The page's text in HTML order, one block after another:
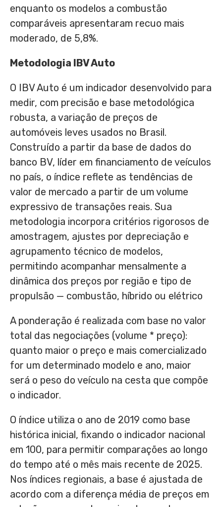
enquanto os modelos a combustão
comparáveis apresentaram recuo mais
moderado, de 5,8%.
Metodologia IBV Auto
O IBV Auto é um indicador desenvolvido para
medir, com precisão e base metodológica
robusta, a variação de preços de
automóveis leves usados no Brasil.
Construído a partir da base de dados do
banco BV, líder em financiamento de veículos
no país, o índice reflete as tendências de
valor de mercado a partir de um volume
expressivo de transações reais. Sua
metodologia incorpora critérios rigorosos de
amostragem, ajustes por depreciação e
agrupamento técnico de modelos,
permitindo acompanhar mensalmente a
dinâmica dos preços por região e tipo de
propulsão — combustão, híbrido ou elétrico
A ponderação é realizada com base no valor
total das negociações (volume * preço):
quanto maior o preço e mais comercializado
for um determinado modelo e ano, maior
será o peso do veículo na cesta que compõe
o indicador.
O índice utiliza o ano de 2019 como base
histórica inicial, fixando o indicador nacional
em 100, para permitir comparações ao longo
do tempo até o mês mais recente de 2025.
Nos índices regionais, a base é ajustada de
acordo com a diferença média de preços em